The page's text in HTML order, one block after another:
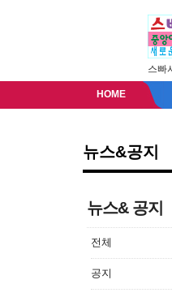
스빠
HOME
뉴스&공지
뉴스& 공지
전체
공지